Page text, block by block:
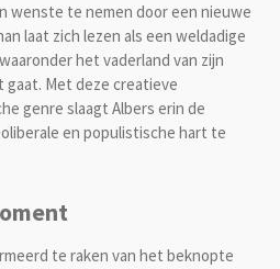
wenste te nemen door een nieuwe
laat zich lezen als een weldadige
het vaderland van zijn
gaat. Met deze creatieve
genre slaagt Albers erin de
en populistische hart te
te raken van het beknopte